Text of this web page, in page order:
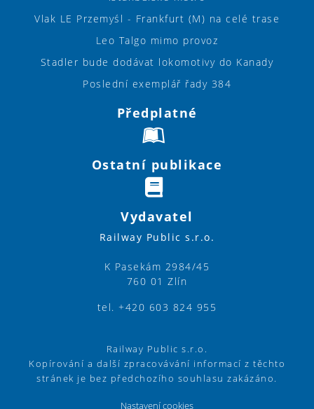
Vlak LE Przemyśl - Frankfurt (M) na celé trase
Leo Talgo mimo provoz
Stadler bude dodávat lokomotivy do Kanady
Poslední exemplář řady 384
Předplatné
Ostatní publikace
Vydavatel
Railway Public s.r.o.
K Pasekám 2984/45
760 01 Zlín
tel. +420 603 824 955
Railway Public s.r.o.
Kopírování a další zpracovávání informací z těchto
stránek je bez předchozího souhlasu zakázáno.
Nastavení cookies